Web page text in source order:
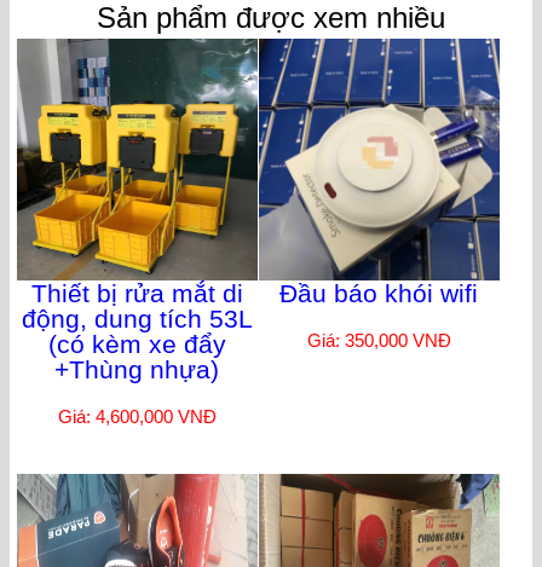
Sản phẩm được xem nhiều
Thiết bị rửa mắt di
động, dung tích 53L
(có kèm xe đẩy
+Thùng nhựa)
Giá: 4,600,000 VNĐ
Đầu báo khói wifi
Giá: 350,000 VNĐ